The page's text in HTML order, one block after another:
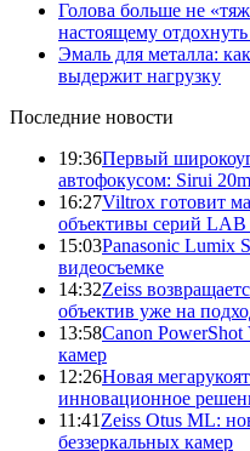
Голова больше не
настоящему
Эмаль для металла:
выдержит нагрузку
Последние новости
19:36Первый
автофокусом: Sirui
16:27Viltrox готовит
объективы серий
15:03Panasonic Lumix
видеосъемке
14:32Zeiss
объектив уже на
13:58Canon
камер
12:26Новая
инновационное
11:41 Zeiss Otus ML:
беззеркальных камер